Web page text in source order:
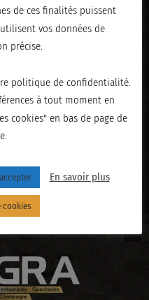
de ces finalités puissent
vos données de
précise.
politique de confidentialité.
à tout moment en
cookies" en bas de page de
En savoir plus
cookies